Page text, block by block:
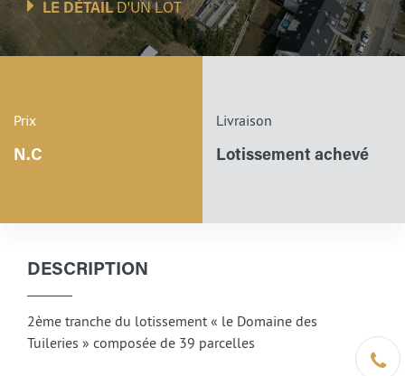
Être
LE DÉTAILD'UN LOT
Prix
N.C
Livraison
Lotissement achevé
DESCRIPTION
2ème tranche du lotissement « le Domaine des
Tuileries » composée de 39 parcelles